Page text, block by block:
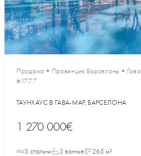
Продажа • Провинция Барселоны •
#1777
ТАУНХАУС В ГАВА-МАР, БАРСЕЛОНА
1 270 000€
3 спальни 3 ванные 265 м²